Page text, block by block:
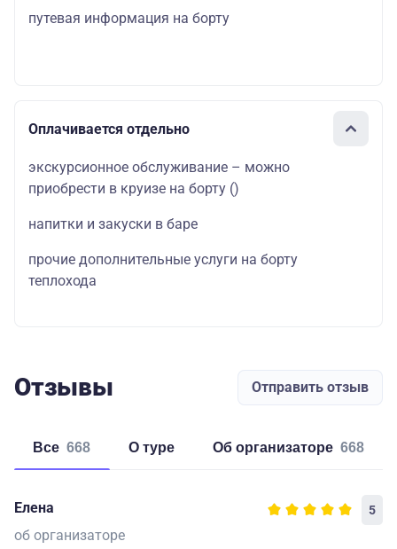
путевая информация на борту
Оплачивается отдельно
экскурсионное обслуживание – можно
приобрести в круизе на борту ()
напитки и закуски в баре
прочие дополнительные услуги на борту
теплохода
Отзывы Отправить отзыв
Все 668 о туре об организаторе 668
Елена 5
об организаторе